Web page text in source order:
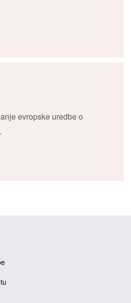
evropske uredbe o